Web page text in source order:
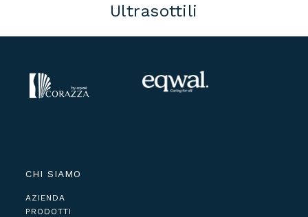
Ultrasottili
CHI SIAMO
AZIENDA
PRODOTTI